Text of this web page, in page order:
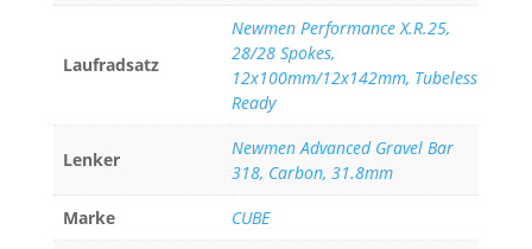
Laufradsatz
Newmen Performance X.R.25,
28/28 Spokes,
12x100mm/12x142mm, Tubeless
Ready
Lenker
Newmen Advanced Gravel Bar
318, Carbon, 31.8mm
Marke
CUBE